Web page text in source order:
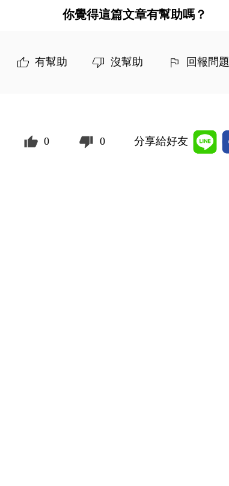
你覺得這篇文章有幫助嗎？
有幫助 沒幫助 回報問題
0 0 分享給好友